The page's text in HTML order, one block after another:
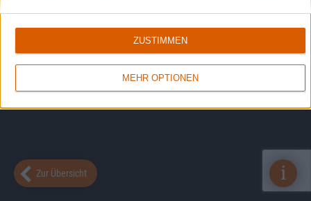
MEHR OPTIONEN
ZUSTIMMEN
Zur Übersicht i